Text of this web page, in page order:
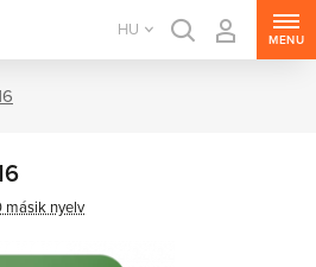
HU
MENU
másik nyelv